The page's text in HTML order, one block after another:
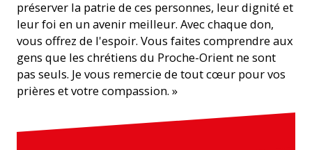
préserver la patrie de ces personnes, leur dignité et
leur foi en un avenir meilleur. Avec chaque don,
vous offrez de l'espoir. Vous faites comprendre aux
gens que les chrétiens du Proche-Orient ne sont
pas seuls. Je vous remercie de tout cœur pour vos
prières et votre compassion. »